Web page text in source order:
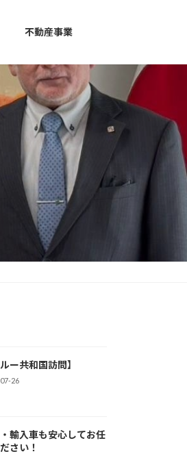
不動産事業
ルー共和国訪問】
26
輸入車も安心してお任
さい！